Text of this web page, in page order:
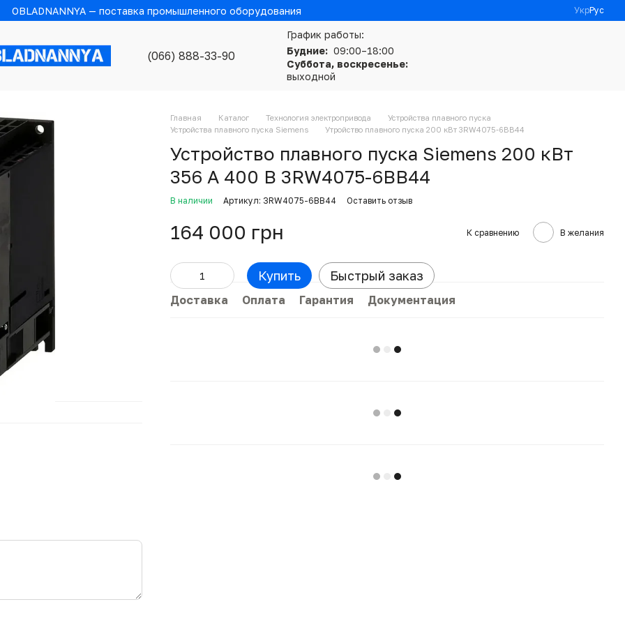
OBLADNANNYA — поставка промышленного оборудования УкрРус
(066) 888-33-90
График работы:
Будние: 09:00–18:00
Суббота, воскресенье:
выходной
Главная Каталог Технология электропривода
Устройства плавного пуска
Устройства плавного пуска Siemens
Утройство плавного пуска 200 кВт 3RW4075-6BB44
Устройство плавного пуска Siemens 200 кВт
356 А 400 В 3RW4075-6BB44
В наличии Артикул: 3RW4075-6BB44 Оставить отзыв
164 000 грн К сравнению В желания
Купить Быстрый заказ
Доставка Оплата Гарантия Документация